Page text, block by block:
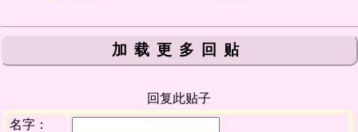
加载更多回贴
回复此贴子
名字：